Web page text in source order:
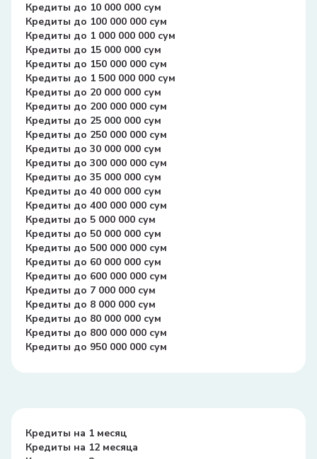
Кредиты до 10 000 000 сум
Кредиты до 100 000 000 сум
Кредиты до 1 000 000 000 сум
Кредиты до 15 000 000 сум
Кредиты до 150 000 000 сум
Кредиты до 1 500 000 000 сум
Кредиты до 20 000 000 сум
Кредиты до 200 000 000 сум
Кредиты до 25 000 000 сум
Кредиты до 250 000 000 сум
Кредиты до 30 000 000 сум
Кредиты до 300 000 000 сум
Кредиты до 35 000 000 сум
Кредиты до 40 000 000 сум
Кредиты до 400 000 000 сум
Кредиты до 5 000 000 сум
Кредиты до 50 000 000 сум
Кредиты до 500 000 000 сум
Кредиты до 60 000 000 сум
Кредиты до 600 000 000 сум
Кредиты до 7 000 000 сум
Кредиты до 8 000 000 сум
Кредиты до 80 000 000 сум
Кредиты до 800 000 000 сум
Кредиты до 950 000 000 сум
Кредиты на 1 месяц
Кредиты на 12 месяца